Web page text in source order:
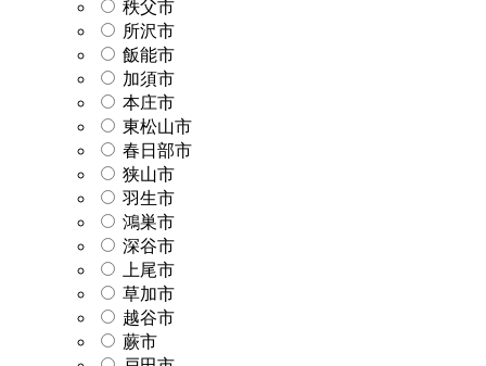
秩父市
所沢市
飯能市
加須市
本庄市
東松山市
春日部市
狭山市
羽生市
鴻巣市
深谷市
上尾市
草加市
越谷市
蕨市